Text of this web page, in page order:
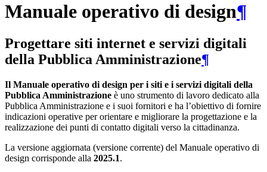
Manuale operativo di design¶
Progettare siti internet e servizi digitali
della Pubblica Amministrazione¶
Il Manuale operativo di design per i siti e i servizi digitali della
Pubblica Amministrazione è uno strumento di lavoro dedicato alla
Pubblica Amministrazione e i suoi fornitori e ha l’obiettivo di fornire
indicazioni operative per orientare e migliorare la progettazione e la
realizzazione dei punti di contatto digitali verso la cittadinanza.
La versione aggiornata (versione corrente) del Manuale operativo di
design corrisponde alla 2025.1.